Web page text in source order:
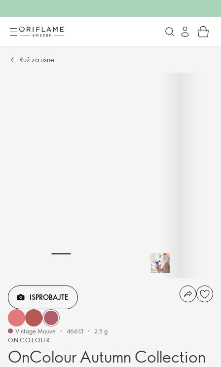
Ruž za usne
ONCOLOUR
OnColour Autumn Collection
ISPROBAJTE
Vintage Mauve 46613 2.5 g.